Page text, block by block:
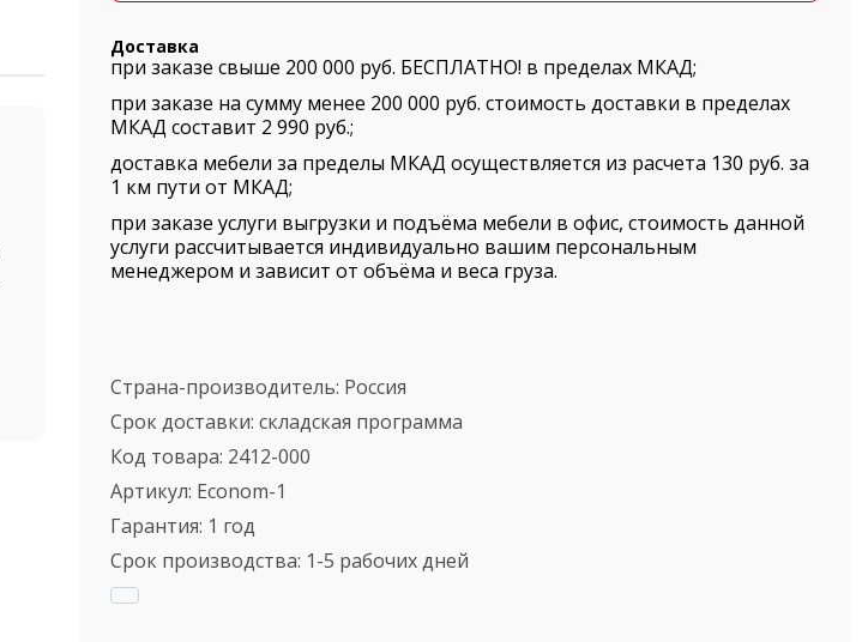
Доставка
при заказе свыше 200 000 руб. БЕСПЛАТНО! в пределах МКАД;
при заказе на сумму менее 200 000 руб. стоимость доставки в пределах
МКАД составит 2 990 руб.;
доставка мебели за пределы МКАД осуществляется из расчета 130 руб. за
1 км пути от МКАД;
при заказе услуги выгрузки и подъёма мебели в офис, стоимость данной
услуги рассчитывается индивидуально вашим персональным
менеджером и зависит от объёма и веса груза.
Страна-производитель: Россия
Срок доставки: складская программа
Код товара: 2412-000
Артикул: Econom-1
Гарантия: 1 год
Срок производства: 1-5 рабочих дней